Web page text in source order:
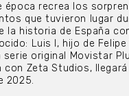
época recrea los
que tuvieron lugar
la historia de España
Luis I, hijo de Felipe
serie original Movistar
con Zeta Studios,
2025.